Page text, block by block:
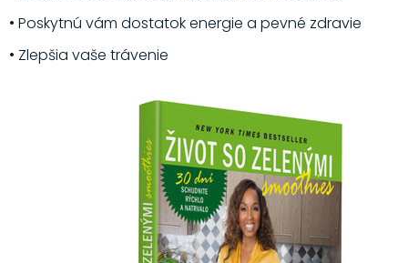
• Poskytnú vám dostatok energie a pevné zdravie
• Zlepšia vaše trávenie